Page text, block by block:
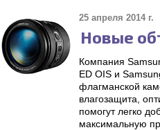
25 апреля 2014 г.
Новые
Компания
ED OIS и
флагманской
влагозащита,
помогут легко
максимальную